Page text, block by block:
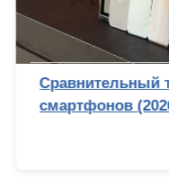
Сравнительный
смартфонов